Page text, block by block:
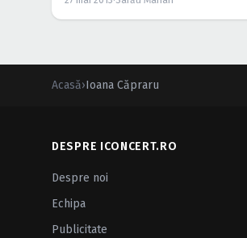
Acasă›Ioana Căpraru
DESPRE ICONCERT.RO
Despre noi
Echipa
Publicitate